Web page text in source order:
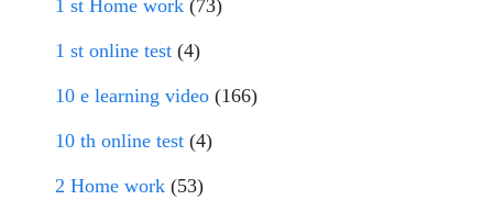
1 st Home work (73)
1 st online test (4)
10 e learning video (166)
10 th online test (4)
2 Home work (53)